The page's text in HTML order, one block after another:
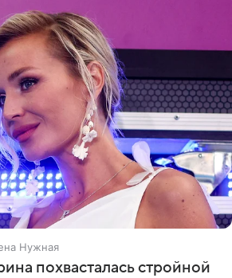
Нужная
похвасталась стройной